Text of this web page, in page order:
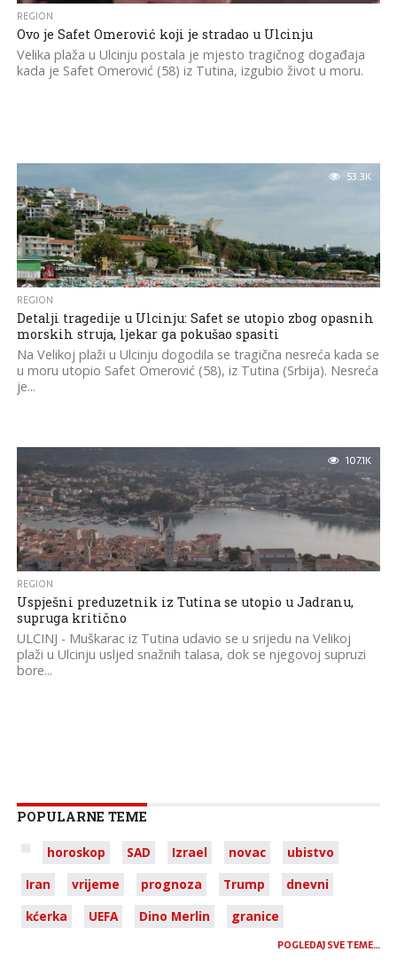
REGION
Ovo je Safet Omerović koji je stradao u Ulcinju
Velika plaža u Ulcinju postala je mjesto tragičnog događaja
kada je Safet Omerović (58) iz Tutina, izgubio život u moru.
53.3K
REGION
Detalji tragedije u Ulcinju: Safet se utopio zbog opasnih
morskih struja, ljekar ga pokušao spasiti
Na Velikoj plaži u Ulcinju dogodila se tragična nesreća kada se
u moru utopio Safet Omerović (58), iz Tutina (Srbija). Nesreća
je...
107.1K
REGION
Uspješni preduzetnik iz Tutina se utopio u Jadranu,
supruga kritično
ULCINJ - Muškarac iz Tutina udavio se u srijedu na Velikoj
plaži u Ulcinju usljed snažnih talasa, dok se njegovoj supruzi
bore...
POPULARNE TEME
horoskop SAD Izrael novac
ubistvo
Iran
vrijeme prognoza Trump
dnevni
kćerka
UEFA Dino Merlin granice
POGLEDAJ SVE TEME…